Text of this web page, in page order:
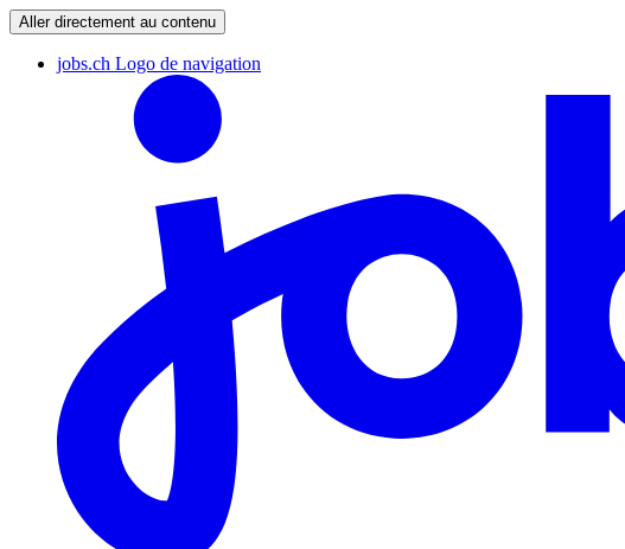
Aller directement au contenu
jobs.ch Logo de navigation